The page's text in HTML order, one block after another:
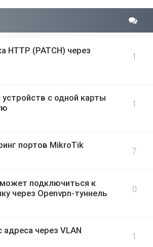
HTTP (PATCH) через
1
устройств с одной карты
1
портов MikroTik
7
может подключиться к
через Openvpn-туннель
0
через VLAN
1